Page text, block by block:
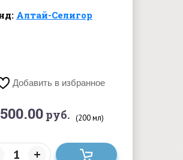
Алтай-Селигор
Добавить в избранное
500.00руб. (200 мл)